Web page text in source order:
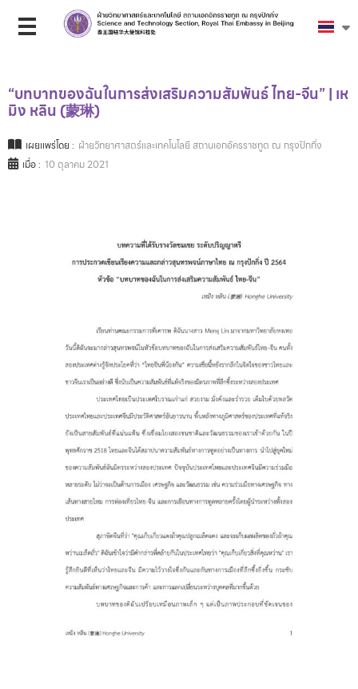
“บทบาทของฉันในการส่งเสริมความสัมพันธ์ ไทย-จีน” | เห
มิง หลิน (蒙琳)
เผยแพร่โดย : ฝ่ายวิทยาศาสตร์และเทคโนโลยี สถานเอกอัครราชทูต ณ กรุงปักกิ่ง
เมื่อ : 10 ตุลาคม 2021